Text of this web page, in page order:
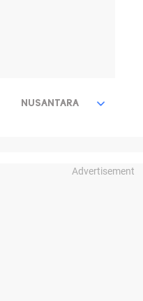
NUSANTARA
Advertisement